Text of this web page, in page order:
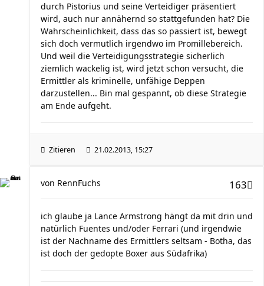
durch Pistorius und seine Verteidiger präsentiert
wird, auch nur annähernd so stattgefunden hat? Die
Wahrscheinlichkeit, dass das so passiert ist, bewegt
sich doch vermutlich irgendwo im Promillebereich.
Und weil die Verteidigungsstrategie sicherlich
ziemlich wackelig ist, wird jetzt schon versucht, die
Ermittler als kriminelle, unfähige Deppen
darzustellen... Bin mal gespannt, ob diese Strategie
am Ende aufgeht.
Zitieren 21.02.2013, 15:27
163
von RennFuchs
ich glaube ja Lance Armstrong hängt da mit drin und
natürlich Fuentes und/oder Ferrari (und irgendwie
ist der Nachname des Ermittlers seltsam - Botha, das
ist doch der gedopte Boxer aus Südafrika)